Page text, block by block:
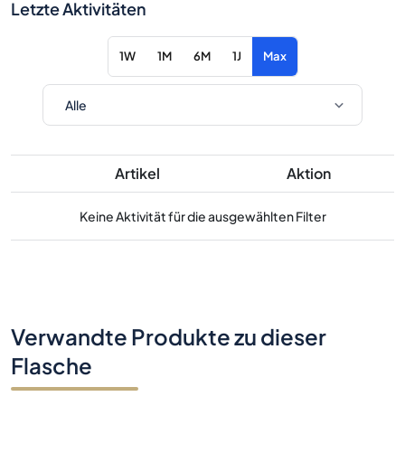
Letzte Aktivitäten
1W 1M 6M 1J Max
Artikel Aktion
Keine Aktivität für die ausgewählten Filter
Verwandte Produkte zu dieser
Flasche